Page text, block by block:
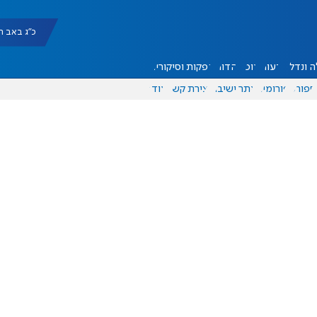
כ"ג באב תשפ"ו
ונדל"ן דעות אוכל יהדות הפקות וסיקורים
ספורט פורומים אתר ישיבה יצירת קשר עוד